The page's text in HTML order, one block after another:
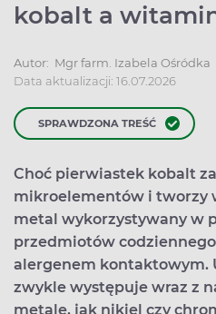
kobalt a
Autor: Mgr farm. Izabela Ośródka
Data aktualizacji: 16.07.2026
SPRAWDZONA TREŚĆ
Choć pierwiastek kobalt
mikroelementów i tworzy
metal wykorzystywany w
przedmiotów
alergenem kontaktowym.
zwykle występuje wraz z
metale, jak nikiel czy